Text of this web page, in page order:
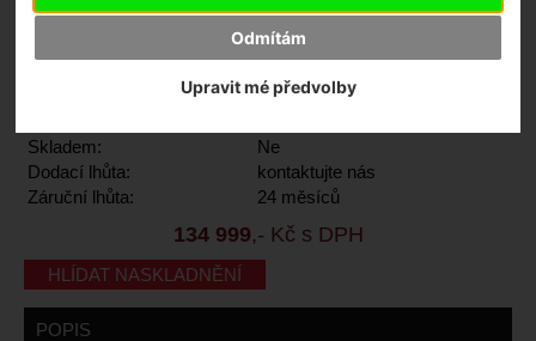
Odmítám
Upravit mé předvolby
Skladem:
Ne
Dodací lhůta:
kontaktujte nás
Záruční lhůta:
24 měsíců
134 999,- Kč s DPH
HLÍDAT NASKLADNĚNÍ
POPIS